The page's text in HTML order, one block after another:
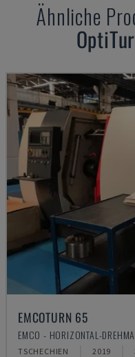
Ähnliche
EMCOTURN 65
EMCO - HORIZONTAL-
TSCHECHIEN 2019